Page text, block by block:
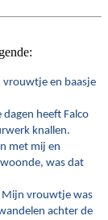
vrouwtje en baasje
dagen heeft Falco
knallen.
met mij en
was dat
Mijn vrouwtje was
achter de